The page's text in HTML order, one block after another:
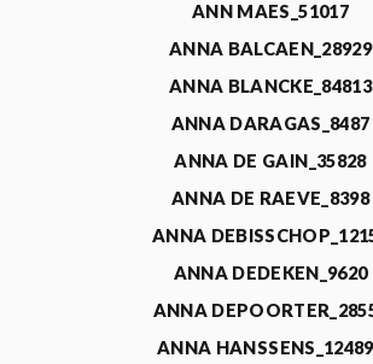
ANN MAES_51017
ANNA BALCAEN_28929
ANNA BLANCKE_84813
ANNA DARAGAS_8487
ANNA DE GAIN_35828
ANNA DE RAEVE_8398
ANNA
ANNA DEDEKEN_9620
ANNA
ANNA